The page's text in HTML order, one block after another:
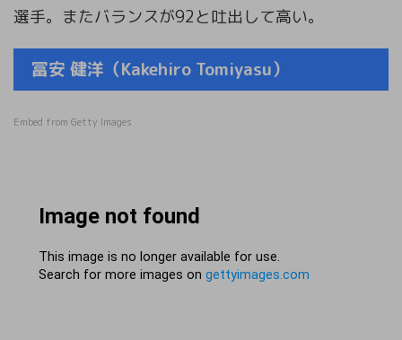
選手。またバランスが92と吐出して高い。
冨安 健洋（Kakehiro Tomiyasu）
Embed from Getty Images